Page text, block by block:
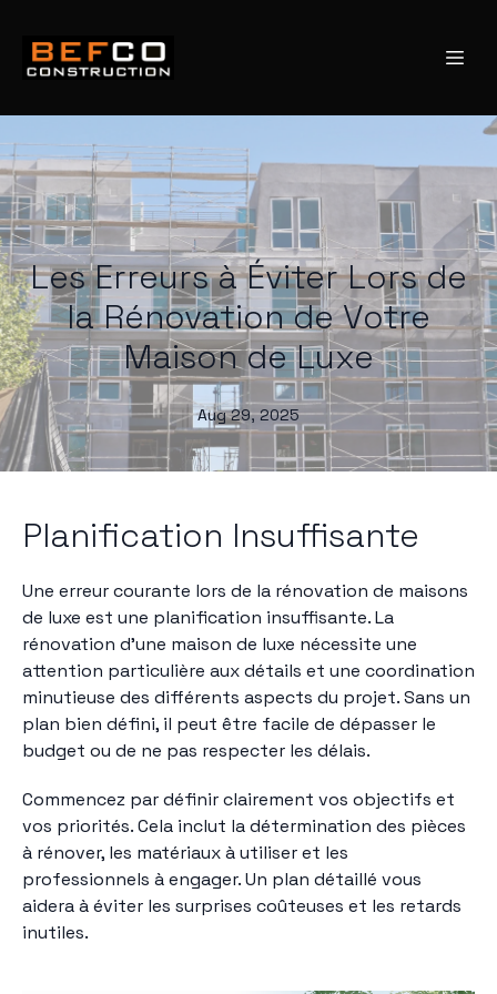
Les Erreurs à Éviter Lors de
la Rénovation de Votre
Maison de Luxe
Aug 29, 2025
Planification Insuffisante
Une erreur courante lors de la rénovation de maisons
de luxe est une planification insuffisante. La
rénovation d'une maison de luxe nécessite une
attention particulière aux détails et une coordination
minutieuse des différents aspects du projet. Sans un
plan bien défini, il peut être facile de dépasser le
budget ou de ne pas respecter les délais.
Commencez par définir clairement vos objectifs et
vos priorités. Cela inclut la détermination des pièces
à rénover, les matériaux à utiliser et les
professionnels à engager. Un plan détaillé vous
aidera à éviter les surprises coûteuses et les retards
inutiles.